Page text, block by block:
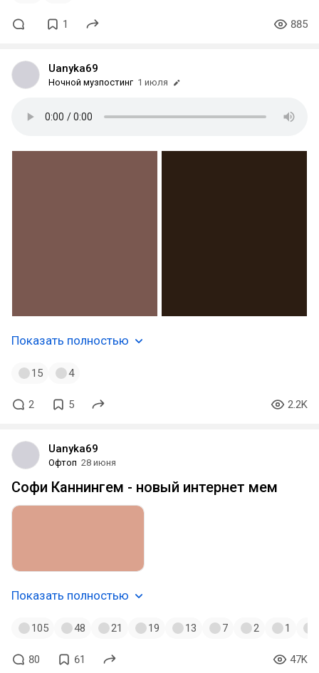
1 885
Uanyka69
Ночной музпостинг 1 июля
Показать полностью
15 4
2 5 2.2K
Uanyka69
Офтоп 28 июня
Софи Каннингем - новый интернет мем
Показать полностью
105 48 21 19 13 7 2 1
80 61 47K